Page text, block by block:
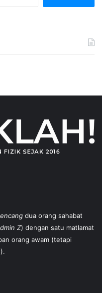
dua orang sahabat
Z) dengan satu matlamat
orang awam (tetapi